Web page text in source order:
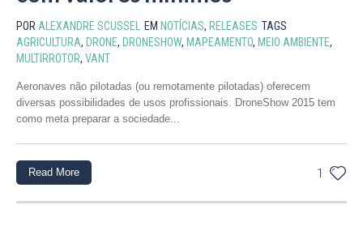
POR ALEXANDRE SCUSSEL EM NOTÍCIAS, RELEASES TAGS
AGRICULTURA, DRONE, DRONESHOW, MAPEAMENTO, MEIO AMBIENTE,
MULTIRROTOR, VANT
Aeronaves não pilotadas (ou remotamente pilotadas) oferecem
diversas possibilidades de usos profissionais. DroneShow 2015 tem
como meta preparar a sociedade...
1
Read More